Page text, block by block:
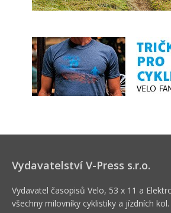
Vydavatelství V-Press s.r.o.
Vydavatel časopisů Velo, 53 x 11 a
všechny milovníky cyklistiky a jízdních kol.